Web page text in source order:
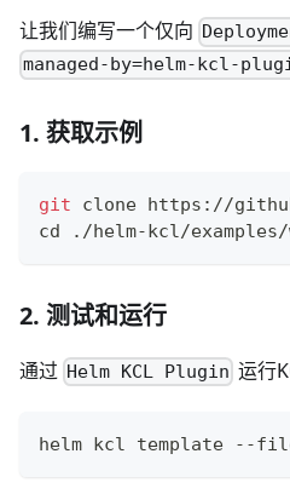
让我们编写一个仅向
managed-by=helm-kcl-
1. 获取示例
git clone https://
cd ./helm-kcl/
2. 测试和运行
通过 Helm KCL Plugin 运行
helm kcl template --